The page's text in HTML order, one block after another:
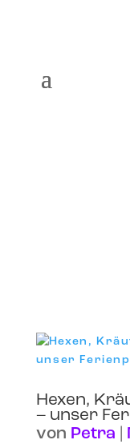
Hexen,
– unser
von Petra